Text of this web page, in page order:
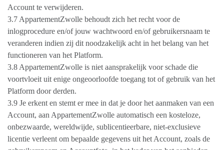
Account te verwijderen.
3.7 AppartementZwolle behoudt zich het recht voor de
inlogprocedure en/of jouw wachtwoord en/of gebruikersnaam te
veranderen indien zij dit noodzakelijk acht in het belang van het
functioneren van het Platform.
3.8 AppartementZwolle is niet aansprakelijk voor schade die
voortvloeit uit enige ongeoorloofde toegang tot of gebruik van het
Platform door derden.
3.9 Je erkent en stemt er mee in dat je door het aanmaken van een
Account, aan AppartementZwolle automatisch een kosteloze,
onbezwaarde, wereldwijde, sublicentieerbare, niet-exclusieve
licentie verleent om bepaalde gegevens uit het Account, zoals de